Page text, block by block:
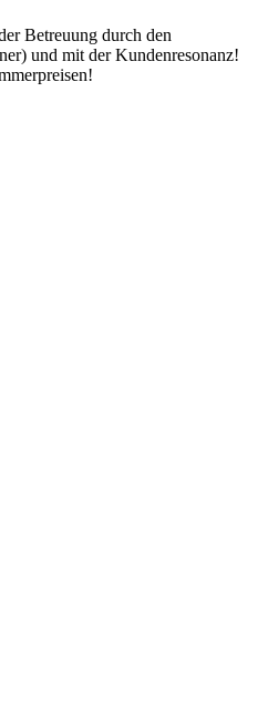
Betreuung durch den
und mit der Kundenresonanz!